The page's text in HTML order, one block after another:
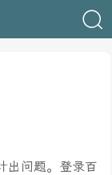
出问题。登录百